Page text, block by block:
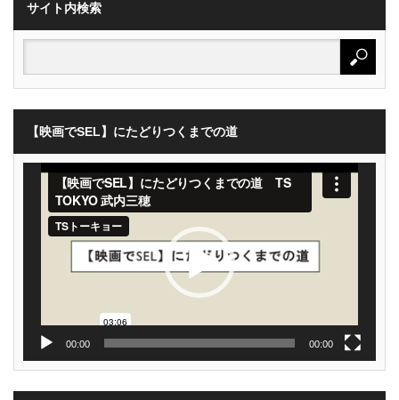
サイト内検索
【映画でSEL】にたどりつくまでの道
00:00 00:00